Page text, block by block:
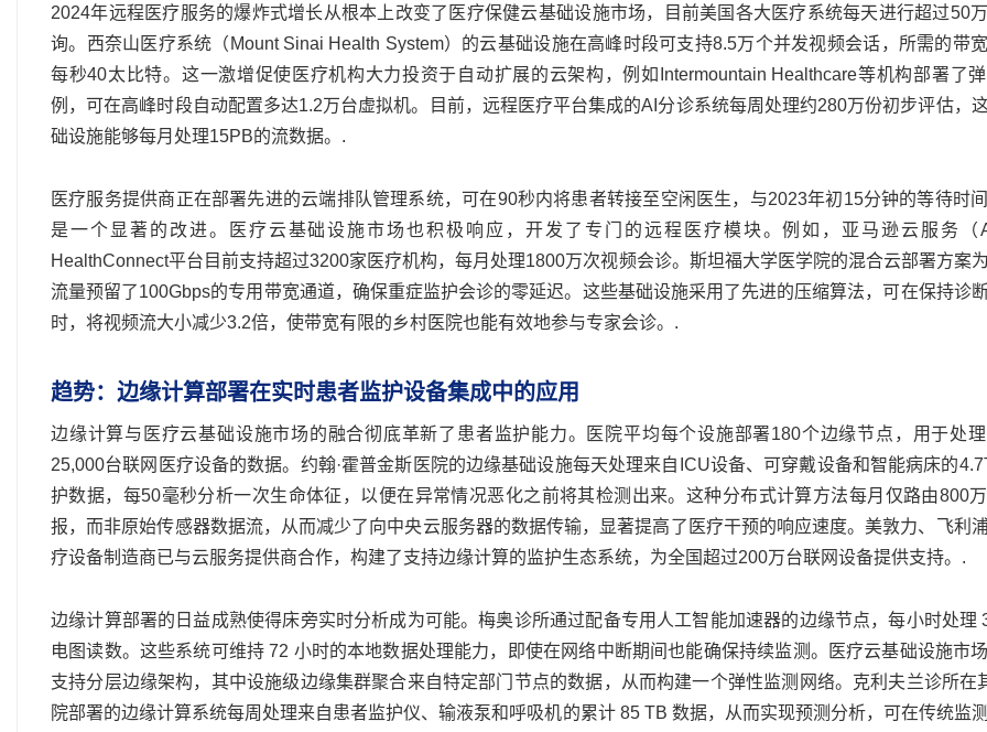
2024年远程医疗服务的爆炸式增长从根本上改变了医疗保健云基础设施市场，目前美国各大医疗系统每天进行超过50
询。西奈山医疗系统（Mount Sinai Health System）的云基础设施在高峰时段可支持8.5万个并发视频会话，所需的带
每秒40太比特。这一激增促使医疗机构大力投资于自动扩展的云架构，例如Intermountain Healthcare等机构部署了
例，可在高峰时段自动配置多达1.2万台虚拟机。目前，远程医疗平台集成的AI分诊系统每周处理约280万份初步评估，
础设施能够每月处理15PB的流数据。.
医疗服务提供商正在部署先进的云端排队管理系统，可在90秒内将患者转接至空闲医生，与2023年初15分钟的等待时
是一个显著的改进。医疗云基础设施市场也积极响应，开发了专门的远程医疗模块。例如，亚马逊云服务（
HealthConnect平台目前支持超过3200家医疗机构，每月处理1800万次视频会诊。斯坦福大学医学院的混合云部署方案
流量预留了100Gbps的专用带宽通道，确保重症监护会诊的零延迟。这些基础设施采用了先进的压缩算法，可在保持诊
时，将视频流大小减少3.2倍，使带宽有限的乡村医院也能有效地参与专家会诊。.
趋势：边缘计算部署在实时患者监护设备集成中的应用
边缘计算与医疗云基础设施市场的融合彻底革新了患者监护能力。医院平均每个设施部署180个边缘节点，用于处
25,000台联网医疗设备的数据。约翰·霍普金斯医院的边缘基础设施每天处理来自ICU设备、可穿戴设备和智能病床的
护数据，每50毫秒分析一次生命体征，以便在异常情况恶化之前将其检测出来。这种分布式计算方法每月仅路由800
报，而非原始传感器数据流，从而减少了向中央云服务器的数据传输，显著提高了医疗干预的响应速度。美敦力、飞利
疗设备制造商已与云服务提供商合作，构建了支持边缘计算的监护生态系统，为全国超过200万台联网设备提供支持。.
边缘计算部署的日益成熟使得床旁实时分析成为可能。梅奥诊所通过配备专用人工智能加速器的边缘节点，每小时处理
电图读数。这些系统可维持 72 小时的本地数据处理能力，即使在网络中断期间也能确保持续监测。医疗云基础设施市
支持分层边缘架构，其中设施级边缘集群聚合来自特定部门节点的数据，从而构建一个弹性监测网络。克利夫兰诊所在
院部署的边缘计算系统每周处理来自患者监护仪、输液泵和呼吸机的累计 85 TB 数据，从而实现预测分析，可在传统监